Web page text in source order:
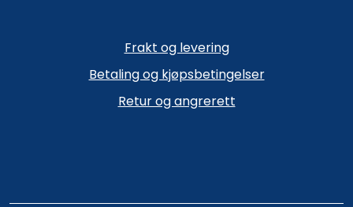
Frakt og levering
Betaling og kjøpsbetingelser
Retur og angrerett